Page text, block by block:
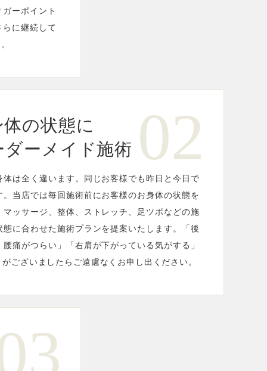
ーポイント
に継続して
02
体の状態に
ダーメイド施術
は全く違います。同じお客様でも昨日と今日で
当店では毎回施術前にお客様のお身体の状態を
ッサージ、整体、ストレッチ、足ツボなどの施
に合わせた施術プランを提案いたします。「後
痛がつらい」「右肩が下がっている気がする」
ございましたらご遠慮なくお申し出ください。